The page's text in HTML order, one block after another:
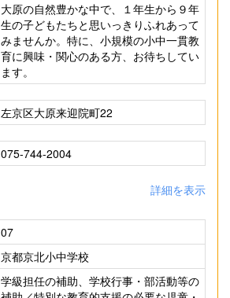
大原の自然豊かな中で、１年生から９年
生の子どもたちと思いっきりふれあって
みませんか。特に、小規模の小中一貫教
育に興味・関心のある方、お待ちしてい
ます。
左京区大原来迎院町22
075-744-2004
詳細を表示
07
京都京北小中学校
学級担任の補助、学校行事・部活動等の